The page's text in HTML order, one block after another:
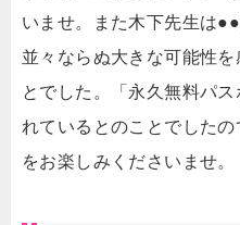
いませ。また木下先生は
並々ならぬ大きな可能性
とでした。「永久無料パ
れているとのことでした
をお楽しみくださいませ。